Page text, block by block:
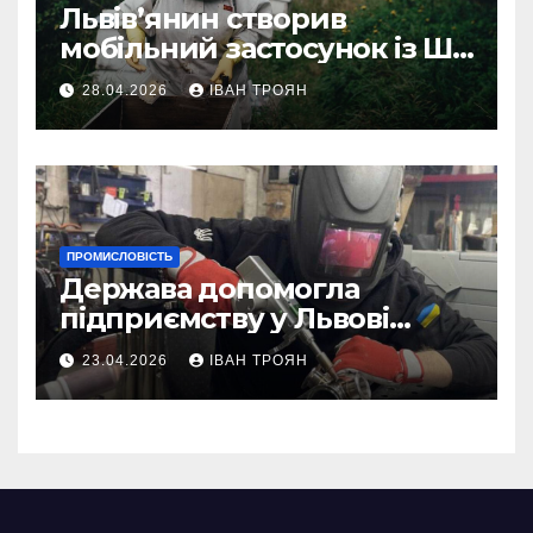
Львів’янин створив
мобільний застосунок із ШІ-
асистентом для бджолярів
28.04.2026 ІВАН ТРОЯН
ПРОМИСЛОВІСТЬ
Держава допомогла
підприємству у Львові
відновити виробничі
потужності після атаки
російського БПЛА
23.04.2026 ІВАН ТРОЯН